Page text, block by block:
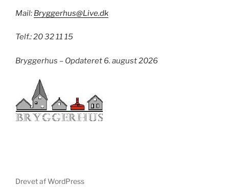
Mail: Bryggerhus@Live.dk
Telf.: 20 32 11 15
Bryggerhus – Opdateret 6. august 2026
Drevet af WordPress